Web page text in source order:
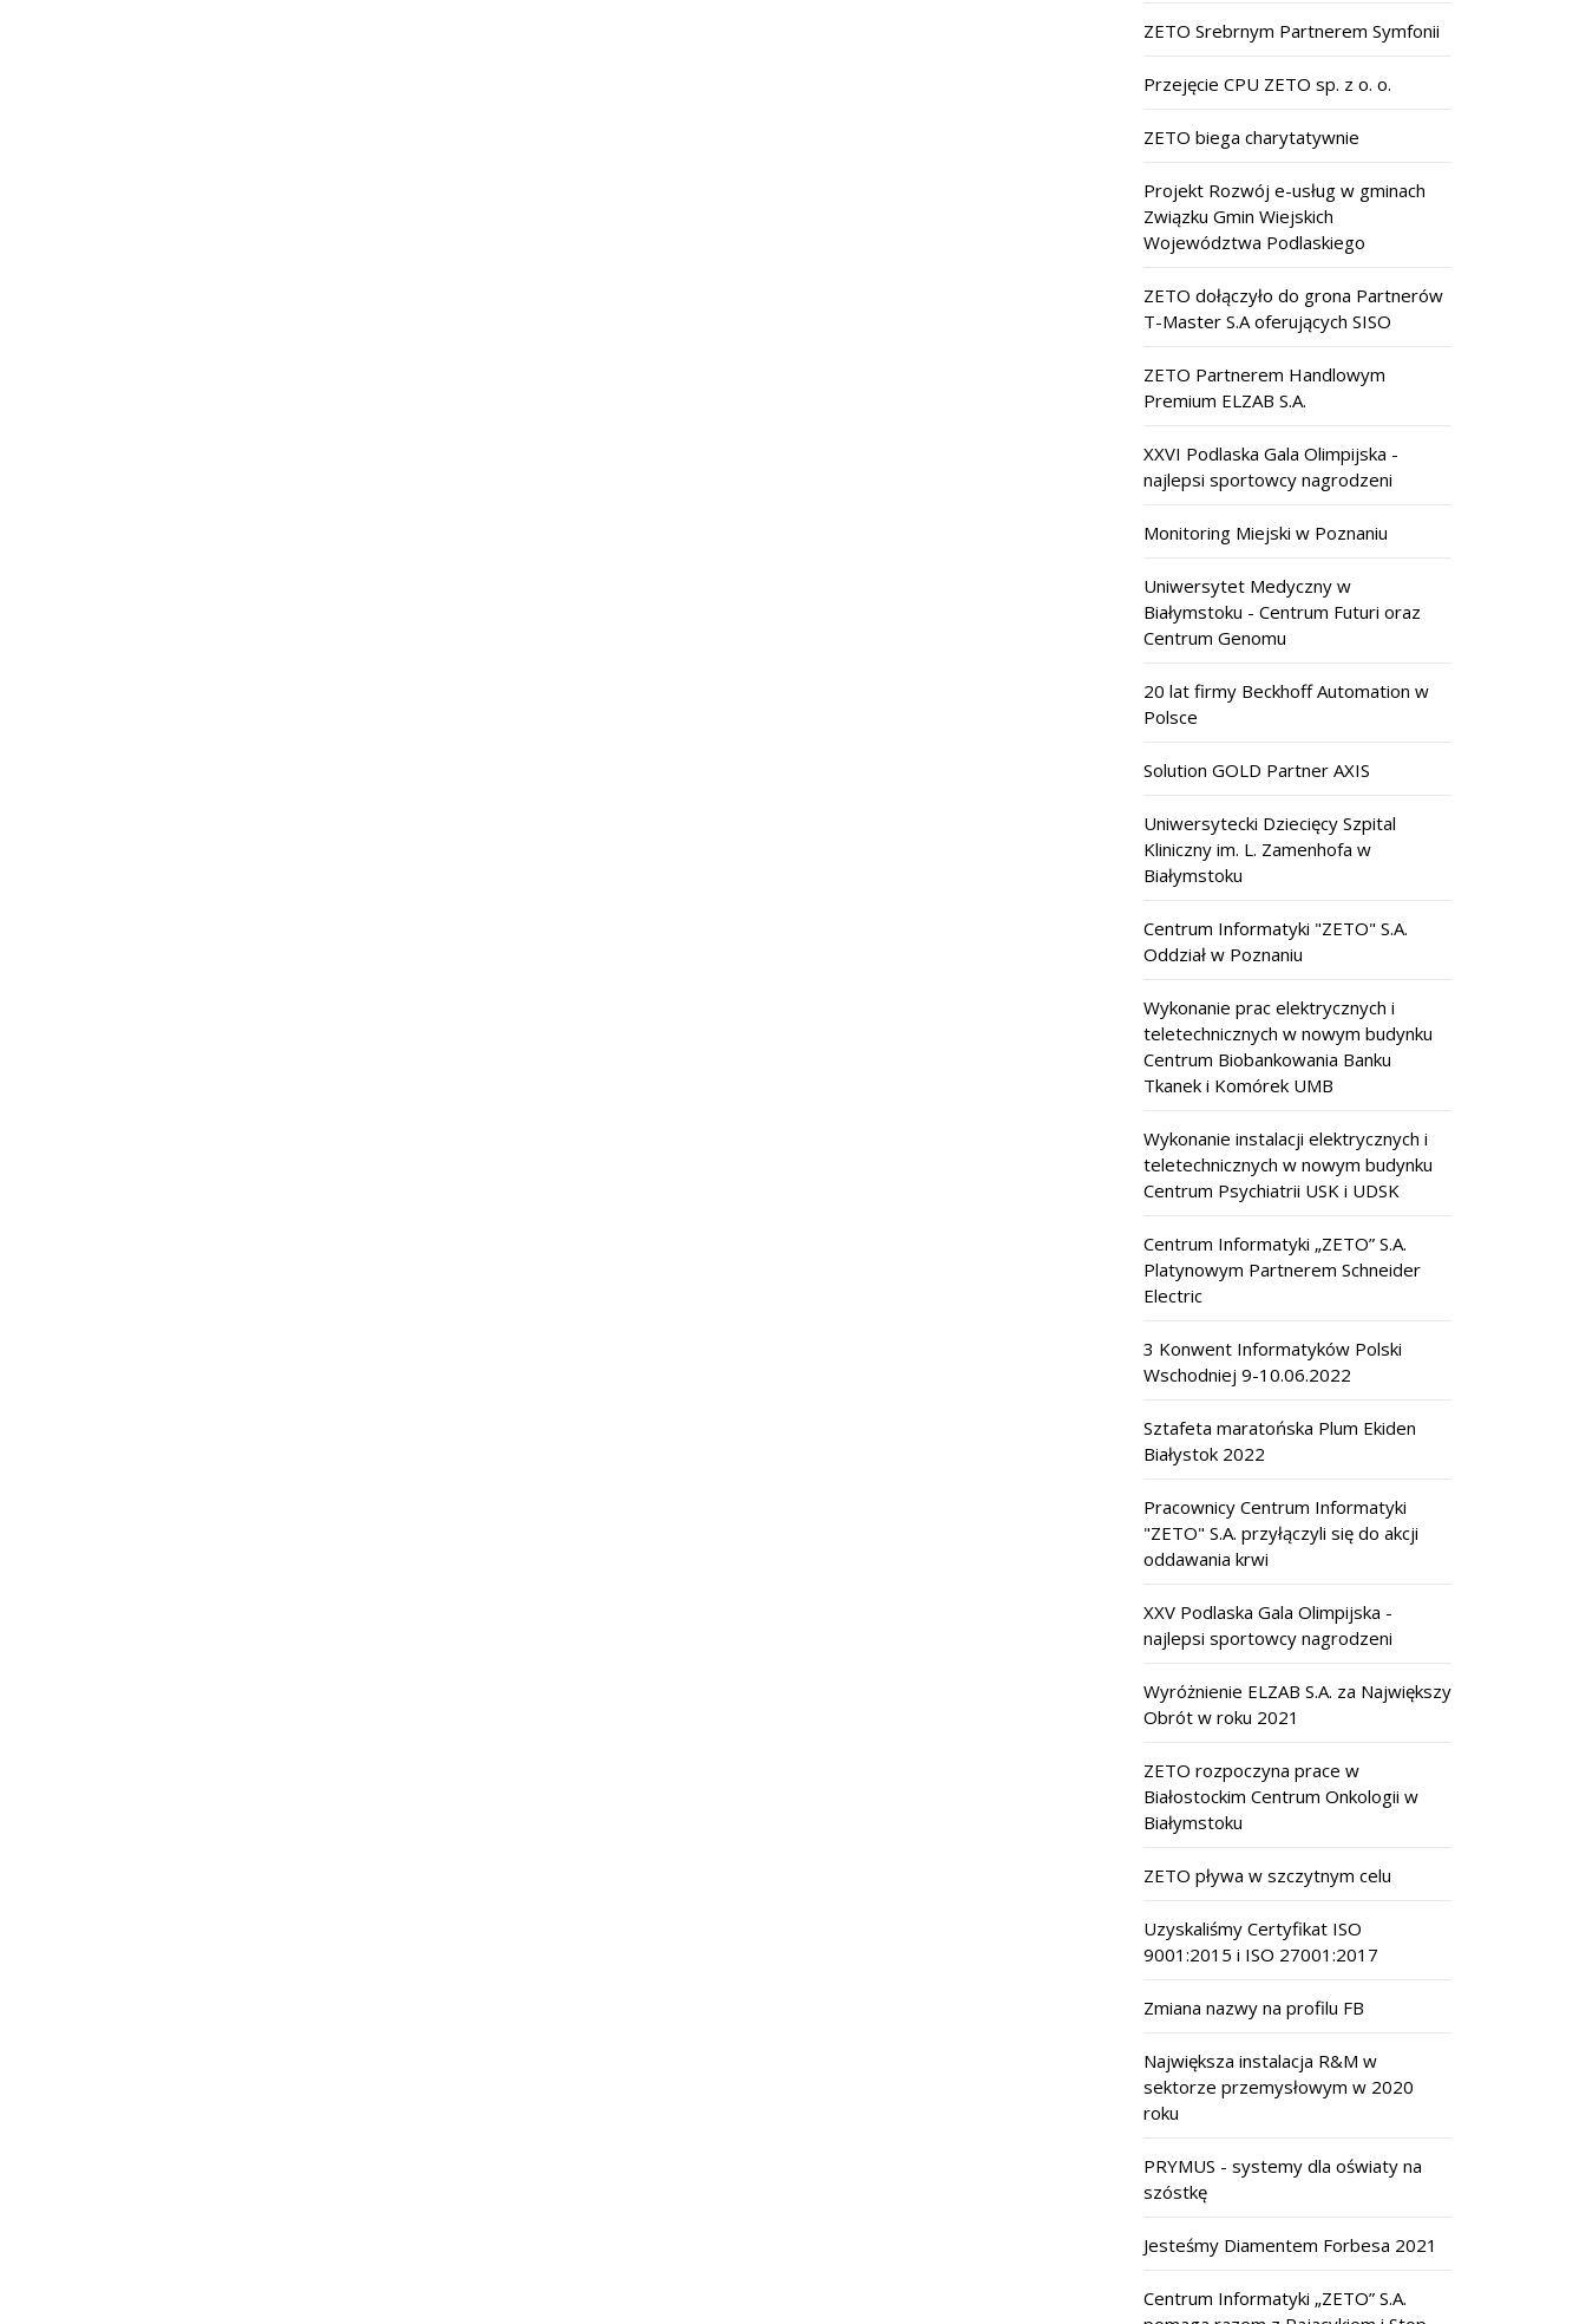
ZETO Srebrnym Partnerem Symfonii
Przejęcie CPU ZETO sp. z o. o.
ZETO biega charytatywnie
Projekt Rozwój e-usług w gminach
Związku Gmin Wiejskich
Województwa Podlaskiego
ZETO dołączyło do grona Partnerów
T-Master S.A oferujących SISO
ZETO Partnerem Handlowym
Premium ELZAB S.A.
XXVI Podlaska Gala Olimpijska -
najlepsi sportowcy nagrodzeni
Monitoring Miejski w Poznaniu
Uniwersytet Medyczny w
Białymstoku - Centrum Futuri oraz
Centrum Genomu
20 lat firmy Beckhoff Automation w
Polsce
Solution GOLD Partner AXIS
Uniwersytecki Dziecięcy Szpital
Kliniczny im. L. Zamenhofa w
Białymstoku
Centrum Informatyki "ZETO" S.A.
Oddział w Poznaniu
Wykonanie prac elektrycznych i
teletechnicznych w nowym budynku
Centrum Biobankowania Banku
Tkanek i Komórek UMB
Wykonanie instalacji elektrycznych i
teletechnicznych w nowym budynku
Centrum Psychiatrii USK i UDSK
Centrum Informatyki „ZETO” S.A.
Platynowym Partnerem Schneider
Electric
3 Konwent Informatyków Polski
Wschodniej 9-10.06.2022
Sztafeta maratońska Plum Ekiden
Białystok 2022
Pracownicy Centrum Informatyki
"ZETO" S.A. przyłączyli się do akcji
oddawania krwi
XXV Podlaska Gala Olimpijska -
najlepsi sportowcy nagrodzeni
Wyróżnienie ELZAB S.A. za Największy
Obrót w roku 2021
ZETO rozpoczyna prace w
Białostockim Centrum Onkologii w
Białymstoku
ZETO pływa w szczytnym celu
Uzyskaliśmy Certyfikat ISO
9001:2015 i ISO 27001:2017
Zmiana nazwy na profilu FB
Największa instalacja R&M w
sektorze przemysłowym w 2020
roku
PRYMUS - systemy dla oświaty na
szóstkę
Jesteśmy Diamentem Forbesa 2021
Centrum Informatyki „ZETO” S.A.